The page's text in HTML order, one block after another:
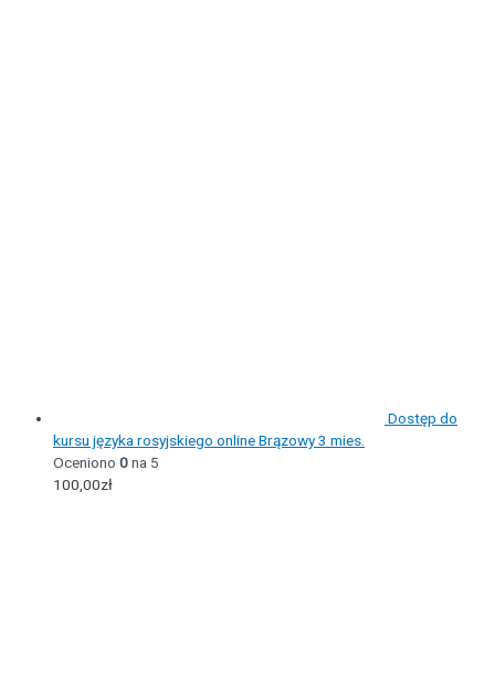
Dostęp do
kursu języka rosyjskiego online Brązowy 3 mies.
Oceniono 0na 5
100,00zł